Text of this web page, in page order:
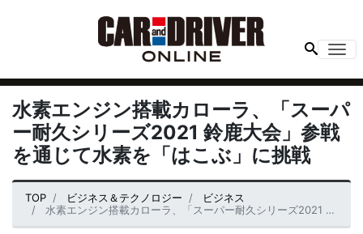
水素エンジン搭載カローラ、「スーパ
ー耐久シリーズ2021 鈴鹿大会」参戦
を通じて水素を「はこぶ」に挑戦
TOP ビジネス＆テクノロジー
ビジネス
水素エンジン搭載カローラ、「スーパー耐久シリーズ2021 鈴鹿大会」参戦を通じて水素を「はこぶ」に挑戦